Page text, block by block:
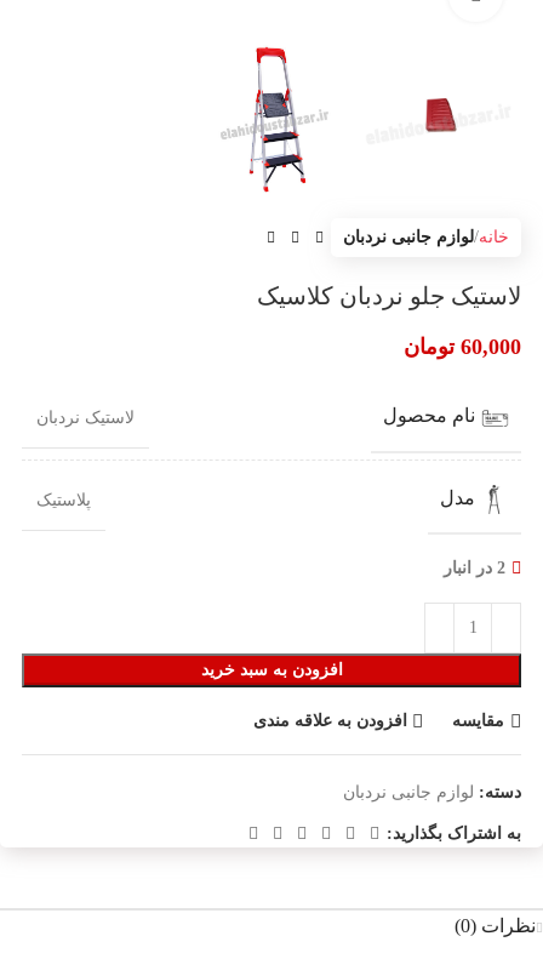
خانه لوازم جانبی نردبان
لاستیک جلو نردبان کلاسیک
60,000 تومان
نام محصول لاستیک نردبان
مدل پلاستیک
2 در انبار
افزودن به سبد خرید
مقایسه افزودن به علاقه مندی
دسته: لوازم جانبی نردبان
به اشتراک بگذارید:
نظرات (0)